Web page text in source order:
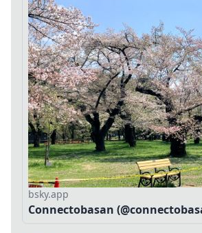
bsky.app
Connectobasan